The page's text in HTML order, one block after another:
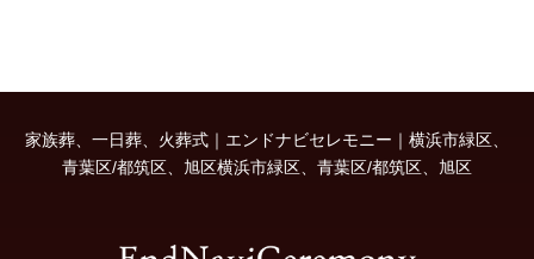
家族葬、一日葬、火葬式｜エンドナビセレモニー｜横浜市緑区、
青葉区/都筑区、旭区横浜市緑区、青葉区/都筑区、旭区